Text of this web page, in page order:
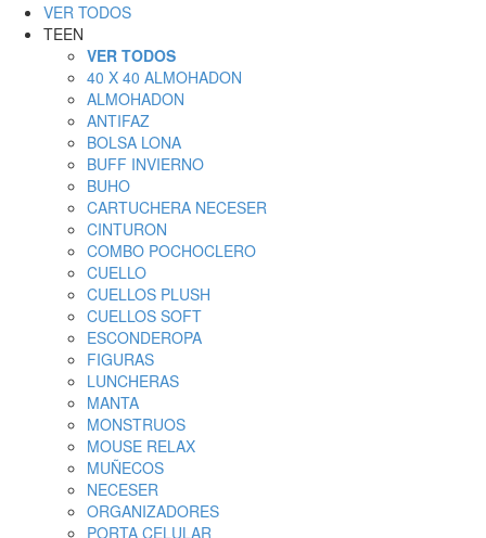
VER TODOS
TEEN
VER TODOS
40 X 40 ALMOHADON
ALMOHADON
ANTIFAZ
BOLSA LONA
BUFF INVIERNO
BUHO
CARTUCHERA NECESER
CINTURON
COMBO POCHOCLERO
CUELLO
CUELLOS PLUSH
CUELLOS SOFT
ESCONDEROPA
FIGURAS
LUNCHERAS
MANTA
MONSTRUOS
MOUSE RELAX
MUÑECOS
NECESER
ORGANIZADORES
PORTA CELULAR